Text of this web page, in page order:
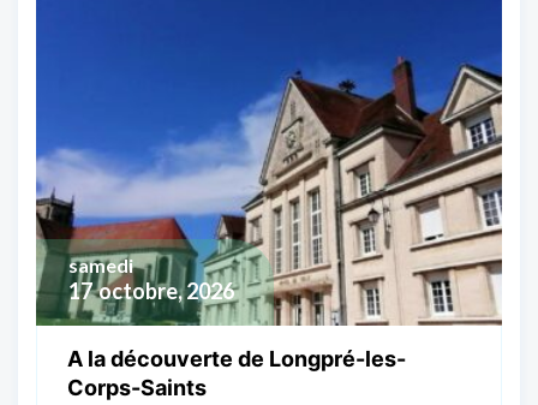
17 octobre, 2026
samedi
A la découverte de Longpré-les-
Corps-Saints